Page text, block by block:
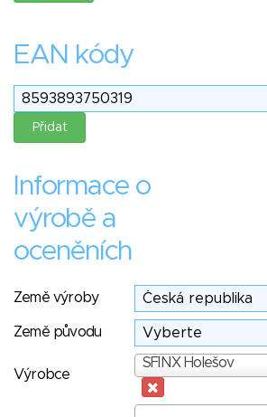
EAN kódy
Informace o
výrobě a
oceněních
Země výroby
Země původu
Výrobce
SFINX Holešov
Výrobce